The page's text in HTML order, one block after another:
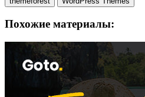
Похожие материалы: